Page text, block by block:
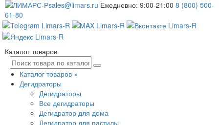
sales@limars.ru Ежедневно: 9:00-21:00 8 (800) 500-
61-80
Каталог товаров
Каталог товаров ×
Дегидраторы
Дегидраторы
Все дегидраторы
Дегидратор для дома
Дегидратор для пастилы